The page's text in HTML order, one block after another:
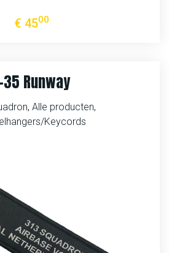
€ 4500
35 Runway
, Alle producten,
Keycords